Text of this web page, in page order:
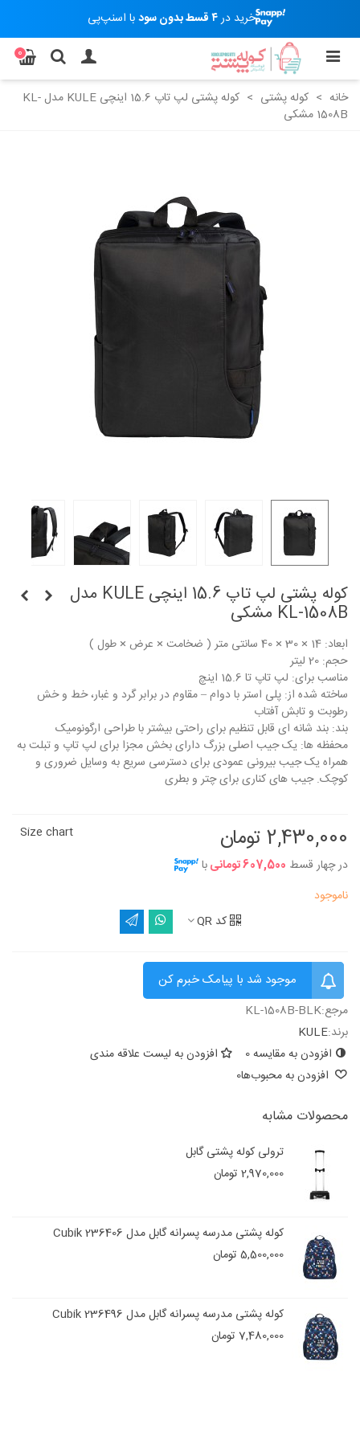
خرید در۴ قسط بدون سود با اسنپ‌پی
0
خانه > کوله پشتی >
کوله پشتی لپ تاپ 15.6 اینچی KULE مدل KL-
1508B مشکی
کوله پشتی لپ تاپ 15.6 اینچی KULE مدل
KL-1508B مشکی
ابعاد: 14 × 30 × 40 سانتی متر ( ضخامت × عرض × طول )
حجم: 20 لیتر
مناسب برای: لپ تاپ تا 15.6 اینچ
ساخته شده از: پلی استر با دوام – مقاوم در برابر گرد و غبار، خط و خش
رطوبت و تابش آفتاب
بند: بند شانه ای قابل تنظیم برای راحتی بیشتر با طراحی ارگونومیک
محفظه ها: یک جیب اصلی بزرگ دارای بخش مجزا برای لپ تاپ و تبلت به
همراه یک جیب بیرونی عمودی برای دسترسی سریع به وسایل ضروری و
کوچک. جیب های کناری برای چتر و بطری
2,430,000 تومان
در چهار قسط 607,500 تومانی با
Size chart
ناموجود
کد QR
موجود شد با پیامک خبرم کن
مرجع:KL-1508B-BLK
برند:KULE
افزودن به مقایسه0
افزودن به لیست علاقه مندی
افزودن به محبوب‌ها0
محصولات مشابه
ترولی کوله پشتی گابل
2,970,000 تومان
کوله پشتی مدرسه پسرانه گابل مدل Cubik 236406
5,500,000 تومان
کوله پشتی مدرسه پسرانه گابل مدل Cubik 236496
7,480,000 تومان